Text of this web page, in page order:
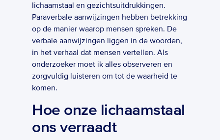
lichaamstaal en gezichtsuitdrukkingen.
Paraverbale aanwijzingen hebben betrekking
op de manier waarop mensen spreken. De
verbale aanwijzingen liggen in de woorden,
in het verhaal dat mensen vertellen. Als
onderzoeker moet ik alles observeren en
zorgvuldig luisteren om tot de waarheid te
komen.
Hoe onze lichaamstaal
ons verraadt